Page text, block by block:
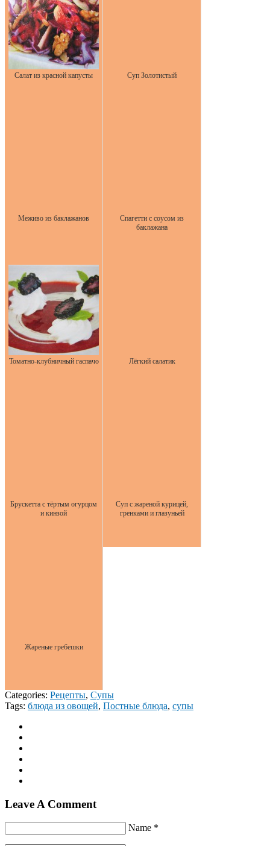
Салат из красной капусты Суп Золотистый
Меживо из баклажанов
Спагетти с соусом из
баклажана
Томатно-клубничный гаспачо Лёгкий салатик
Брускетта с тёртым огурцом
и кинзой
Суп с жареной курицей,
гренками и глазуньей
Жареные гребешки
Categories: Рецепты, Супы
Tags: блюда из овощей, Постные блюда, супы
Leave A Comment
Name *